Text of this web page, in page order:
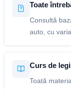
Toate
Consultă
auto, cu
Curs de
Toată